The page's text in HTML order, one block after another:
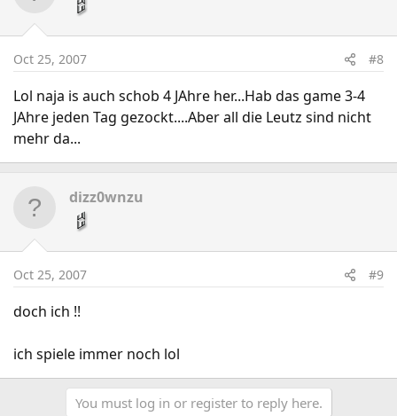
Oct 25, 2007 #8
Lol naja is auch schob 4 JAhre her...Hab das game 3-4
JAhre jeden Tag gezockt....Aber all die Leutz sind nicht
mehr da...
dizz0wnzu
Oct 25, 2007 #9
doch ich !!
ich spiele immer noch lol
You must log in or register to reply here.